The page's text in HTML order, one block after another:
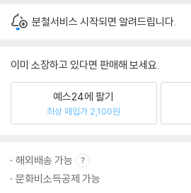
분철서비스 시작되면 알려드립니다.
이미 소장하고 있다면 판매해 보세요.
예스24에 팔기
최상 매입가 2,100원
해외배송 가능
문화비소득공제 가능